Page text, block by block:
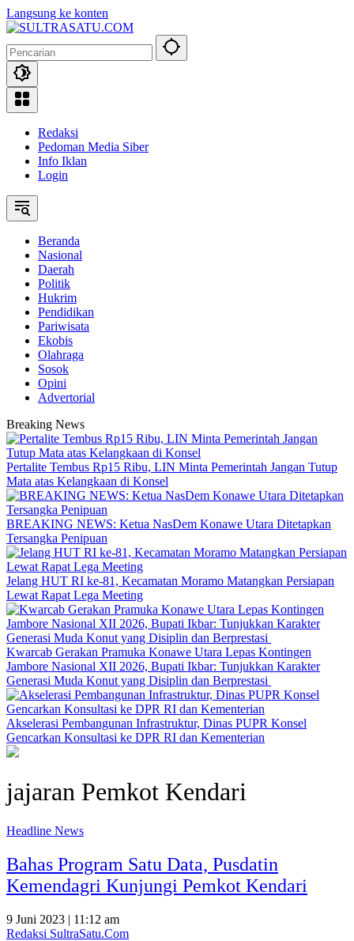
Langsung ke konten
Redaksi
Pedoman Media Siber
Info Iklan
Login
Beranda
Nasional
Daerah
Politik
Hukrim
Pendidikan
Pariwisata
Ekobis
Olahraga
Sosok
Opini
Advertorial
Breaking News
‎Pertalite Tembus Rp15 Ribu, LIN Minta Pemerintah Jangan Tutup
Mata atas Kelangkaan di Konsel
BREAKING NEWS: Ketua NasDem Konawe Utara Ditetapkan
Tersangka Penipuan
‎Jelang HUT RI ke-81, Kecamatan Moramo Matangkan Persiapan
Lewat Rapat Lega Meeting
‎Kwarcab Gerakan Pramuka Konawe Utara Lepas Kontingen
Jambore Nasional XII 2026, Bupati Ikbar: Tunjukkan Karakter
Generasi Muda Konut yang Disiplin dan Berprestasi ‎
Akselerasi Pembangunan Infrastruktur, Dinas PUPR Konsel
Gencarkan Konsultasi ke DPR RI dan Kementerian
jajaran Pemkot Kendari
Headline News
Bahas Program Satu Data, Pusdatin
Kemendagri Kunjungi Pemkot Kendari
9 Juni 2023 | 11:12 am
Redaksi SultraSatu.Com